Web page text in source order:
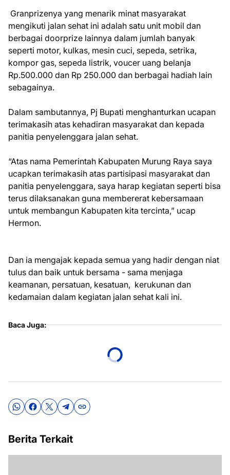
Granprizenya yang menarik minat masyarakat
mengikuti jalan sehat ini adalah satu unit mobil dan
berbagai doorprize lainnya dalam jumlah banyak
seperti motor, kulkas, mesin cuci, sepeda, setrika,
kompor gas, sepeda listrik, voucer uang belanja
Rp.500.000 dan Rp 250.000 dan berbagai hadiah lain
sebagainya.
Dalam sambutannya, Pj Bupati menghanturkan ucapan
terimakasih atas kehadiran masyarakat dan kepada
panitia penyelenggara jalan sehat.
“Atas nama Pemerintah Kabupaten Murung Raya saya
ucapkan terimakasih atas partisipasi masyarakat dan
panitia penyelenggara, saya harap kegiatan seperti bisa
terus dilaksanakan guna membererat kebersamaan
untuk membangun Kabupaten kita tercinta,” ucap
Hermon.
Dan ia mengajak kepada semua yang hadir dengan niat
tulus dan baik untuk bersama - sama menjaga
keamanan, persatuan, kesatuan, kerukunan dan
kedamaian dalam kegiatan jalan sehat kali ini.
Baca Juga:
Berita Terkait